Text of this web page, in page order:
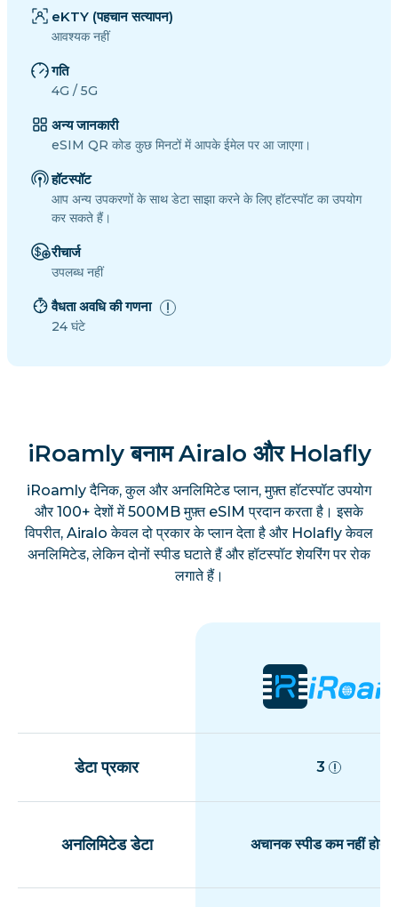
eKTY (पहचान सत्यापन)
आवश्यक नहीं
गति
4G / 5G
अन्य जानकारी
eSIM QR कोड कुछ मिनटों में आपके ईमेल पर आ जाएगा।
हॉटस्पॉट
आप अन्य उपकरणों के साथ डेटा साझा करने के लिए हॉटस्पॉट का उपयोग
कर सकते हैं।
रीचार्ज
उपलब्ध नहीं
वैधता अवधि की गणना
24 घंटे
iRoamly बनाम Airalo और Holafly
iRoamly दैनिक, कुल और अनलिमिटेड प्लान, मुफ़्त हॉटस्पॉट उपयोग
और 100+ देशों में 500MB मुफ़्त eSIM प्रदान करता है। इसके
विपरीत, Airalo केवल दो प्रकार के प्लान देता है और Holafly केवल
अनलिमिटेड, लेकिन दोनों स्पीड घटाते हैं और हॉटस्पॉट शेयरिंग पर रोक
लगाते हैं।
डेटा प्रकार 3
अनलिमिटेड डेटा अचानक स्पीड कम नहीं होती